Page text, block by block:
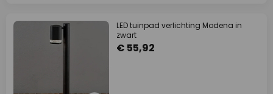
LED tuinpad verlichting Modena in
zwart
€ 55,92